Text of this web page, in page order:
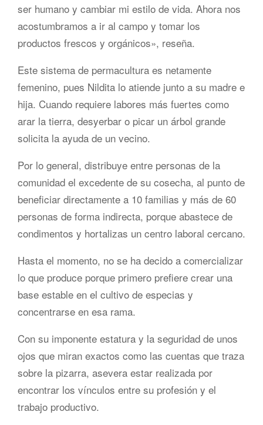
ser humano y cambiar mi estilo de vida. Ahora nos
acostumbramos a ir al campo y tomar los
productos frescos y orgánicos», reseña.
Este sistema de permacultura es netamente
femenino, pues Nildita lo atiende junto a su madre e
hija. Cuando requiere labores más fuertes como
arar la tierra, desyerbar o picar un árbol grande
solicita la ayuda de un vecino.
Por lo general, distribuye entre personas de la
comunidad el excedente de su cosecha, al punto de
beneficiar directamente a 10 familias y más de 60
personas de forma indirecta, porque abastece de
condimentos y hortalizas un centro laboral cercano.
Hasta el momento, no se ha decido a comercializar
lo que produce porque primero prefiere crear una
base estable en el cultivo de especias y
concentrarse en esa rama.
Con su imponente estatura y la seguridad de unos
ojos que miran exactos como las cuentas que traza
sobre la pizarra, asevera estar realizada por
encontrar los vínculos entre su profesión y el
trabajo productivo.